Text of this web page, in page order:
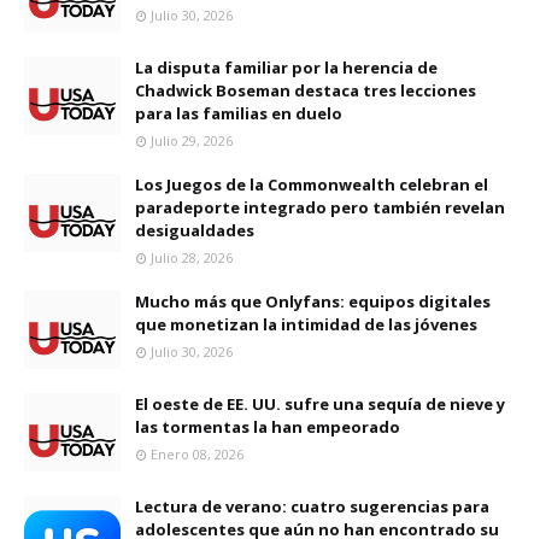
Julio 30, 2026
La disputa familiar por la herencia de
Chadwick Boseman destaca tres lecciones
para las familias en duelo
Julio 29, 2026
Los Juegos de la Commonwealth celebran el
paradeporte integrado pero también revelan
desigualdades
Julio 28, 2026
Mucho más que Onlyfans: equipos digitales
que monetizan la intimidad de las jóvenes
Julio 30, 2026
El oeste de EE. UU. sufre una sequía de nieve y
las tormentas la han empeorado
Enero 08, 2026
Lectura de verano: cuatro sugerencias para
adolescentes que aún no han encontrado su